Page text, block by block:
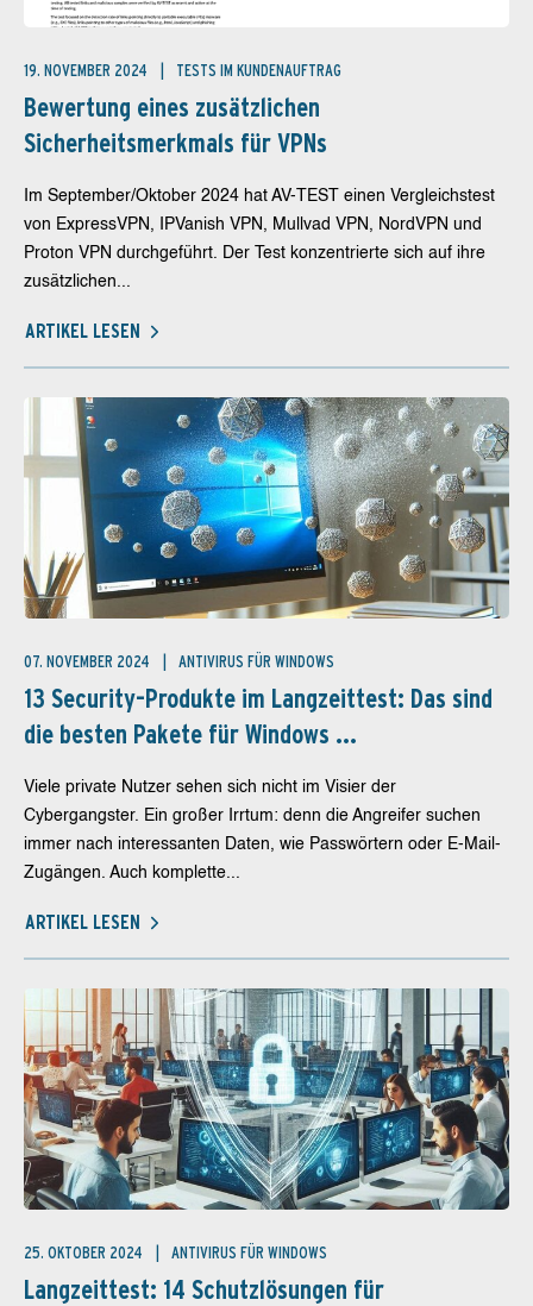
19. NOVEMBER 2024 TESTS IM KUNDENAUFTRAG
Bewertung eines zusätzlichen
Sicherheitsmerkmals für VPNs
Im September/Oktober 2024 hat AV-TEST einen Vergleichstest
von ExpressVPN, IPVanish VPN, Mullvad VPN, NordVPN und
Proton VPN durchgeführt. Der Test konzentrierte sich auf ihre
zusätzlichen...
ARTIKEL LESEN
07. NOVEMBER 2024 ANTIVIRUS FÜR WINDOWS
13 Security-Produkte im Langzeittest: Das sind
die besten Pakete für Windows ...
Viele private Nutzer sehen sich nicht im Visier der
Cybergangster. Ein großer Irrtum: denn die Angreifer suchen
immer nach interessanten Daten, wie Passwörtern oder E-Mail-
Zugängen. Auch komplette...
ARTIKEL LESEN
25. OKTOBER 2024 ANTIVIRUS FÜR WINDOWS
Langzeittest: 14 Schutzlösungen für